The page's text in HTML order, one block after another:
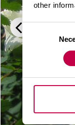
other
Selection